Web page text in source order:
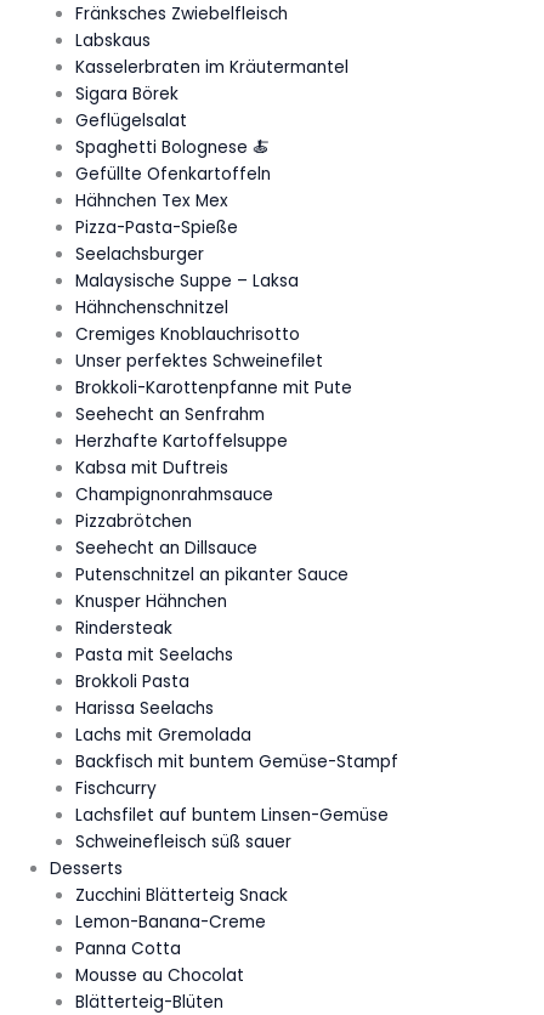
Fränksches Zwiebelfleisch
Labskaus
Kasselerbraten im Kräutermantel
Sigara Börek
Geflügelsalat
Spaghetti Bolognese 🍝
Gefüllte Ofenkartoffeln
Hähnchen Tex Mex
Pizza-Pasta-Spieße
Seelachsburger
Malaysische Suppe – Laksa
Hähnchenschnitzel
Cremiges Knoblauchrisotto
Unser perfektes Schweinefilet
Brokkoli-Karottenpfanne mit Pute
Seehecht an Senfrahm
Herzhafte Kartoffelsuppe
Kabsa mit Duftreis
Champignonrahmsauce
Pizzabrötchen
Seehecht an Dillsauce
Putenschnitzel an pikanter Sauce
Knusper Hähnchen
Rindersteak
Pasta mit Seelachs
Brokkoli Pasta
Harissa Seelachs
Lachs mit Gremolada
Backfisch mit buntem Gemüse-Stampf
Fischcurry
Lachsfilet auf buntem Linsen-Gemüse
Schweinefleisch süß sauer
Desserts
Zucchini Blätterteig Snack
Lemon-Banana-Creme
Panna Cotta
Mousse au Chocolat
Blätterteig-Blüten